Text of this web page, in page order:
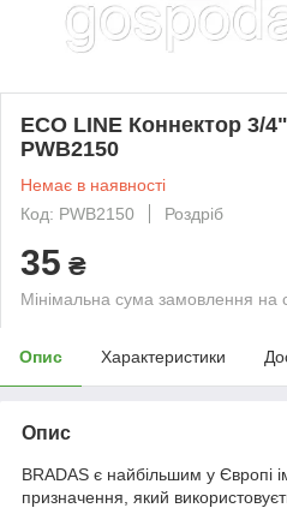
ECO LINE Коннектор 3/
PWB2150
Немає в наявності
Код: PWB2150
Роздріб
35 ₴
Мінімальна сума замовлення на
Опис Характеристики
Опис
BRADAS є найбільшим у Європі
призначення, який